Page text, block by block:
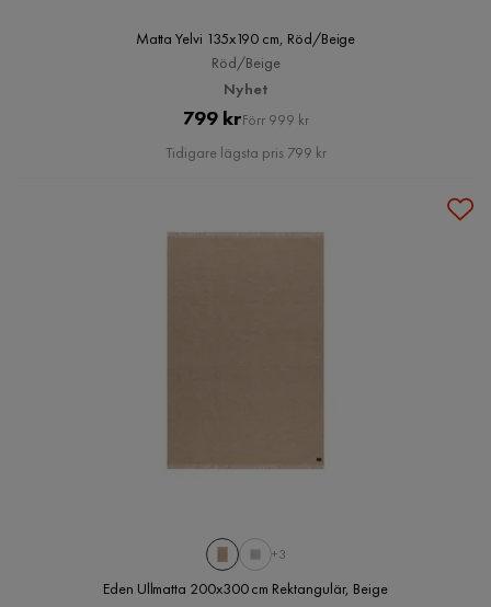
Matta Yelvi 135x190 cm, Röd/Beige
Röd/Beige
Nyhet
Pris
799 krOriginal
Pris
Förr 999 kr
Tidigare lägsta pris 799 kr
+3
Eden Ullmatta 200x300 cm Rektangulär, Beige